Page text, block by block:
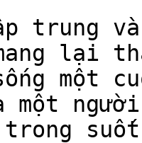
trung
lại
một
suốt